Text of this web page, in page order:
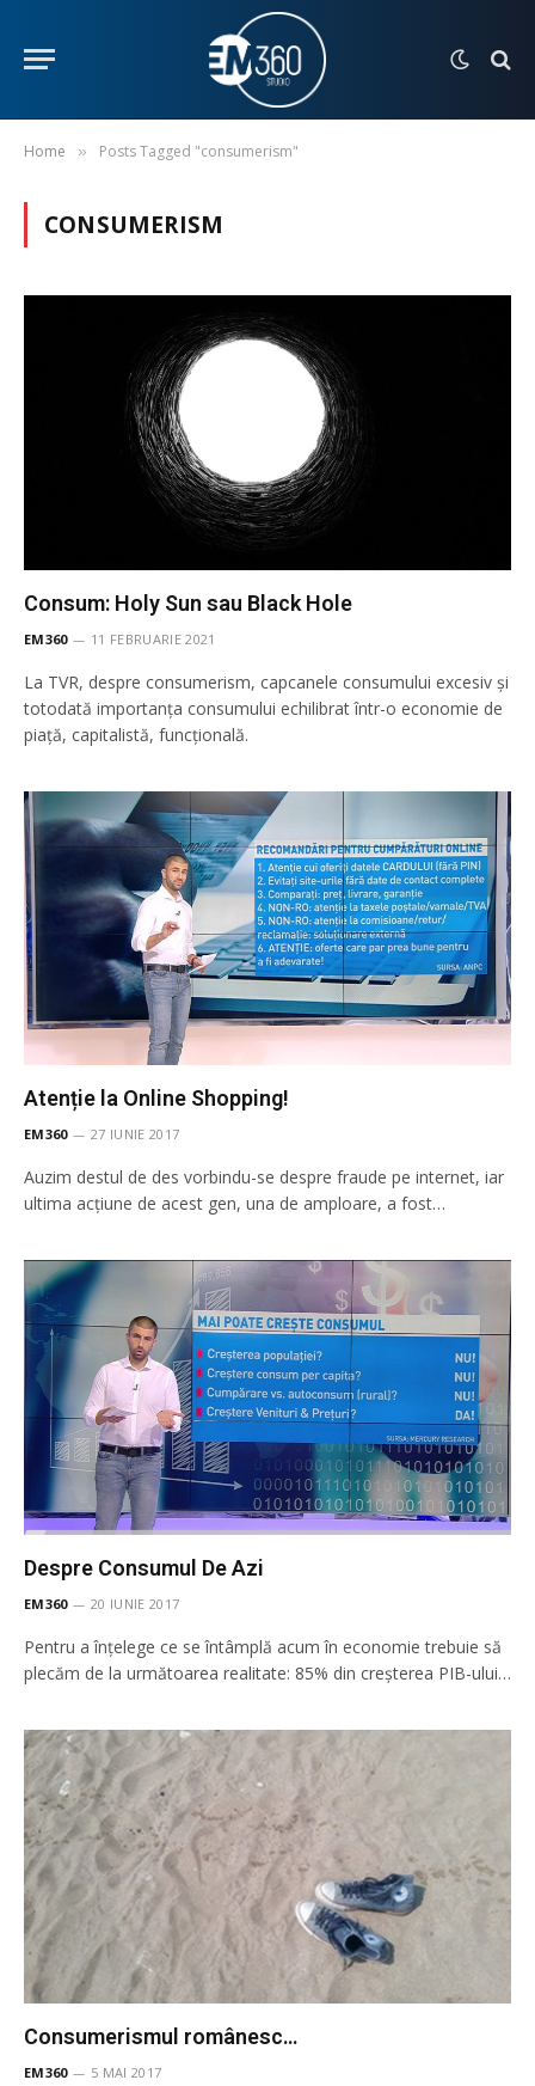
Home » Posts Tagged "consumerism"
CONSUMERISM
Consum: Holy Sun sau Black Hole
EM360 11 FEBRUARIE 2021
La TVR, despre consumerism, capcanele consumului excesiv și
totodată importanța consumului echilibrat într-o economie de
piață, capitalistă, funcțională.
Atenție la Online Shopping!
EM360 27 IUNIE 2017
Auzim destul de des vorbindu-se despre fraude pe internet, iar
ultima acţiune de acest gen, una de amploare, a fost…
Despre Consumul De Azi
EM360 20 IUNIE 2017
Pentru a înțelege ce se întâmplă acum în economie trebuie să
plecăm de la următoarea realitate: 85% din creșterea PIB-ului…
Consumerismul românesc…
EM360 5 MAI 2017